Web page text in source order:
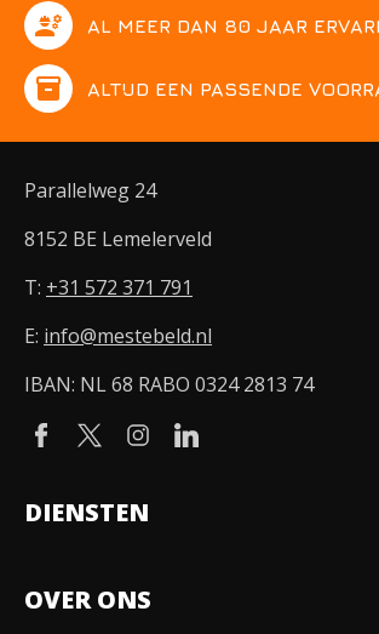
engineering AL MEER DAN 80 JAAR
inventory ALTIJD EEN PASSENDE
Parallelweg 24
8152 BE Lemelerveld
T: +31 572 371 791
E: info@mestebeld.nl
IBAN: NL 68 RABO 0324 2813 74
DIENSTEN
OVER ONS